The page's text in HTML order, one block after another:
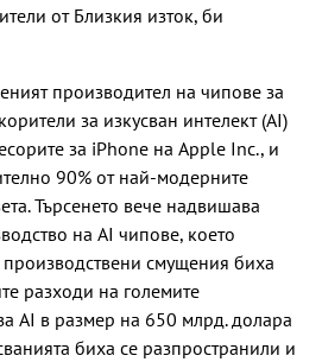
от Близкия изток, би
производител на чипове за
за изкусван интелект (AI)
за iPhone на Apple Inc., и
90% от най-модерните
Търсенето вече надвишава
на AI чипове, което
производствени смущения биха
разходи на големите
AI в размер на 650 млрд. долара
биха се разпространили и